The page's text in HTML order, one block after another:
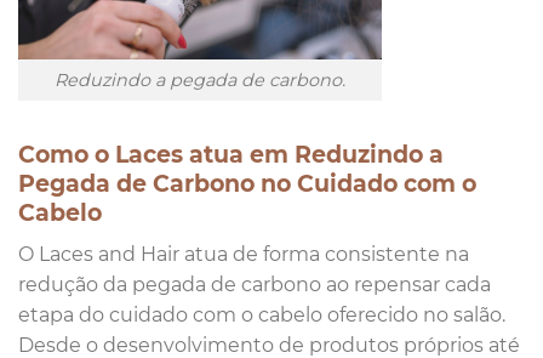
Reduzindo a pegada de carbono.
Como o Laces atua em Reduzindo a
Pegada de Carbono no Cuidado com o
Cabelo
O Laces and Hair atua de forma consistente na
redução da pegada de carbono ao repensar cada
etapa do cuidado com o cabelo oferecido no salão.
Desde o desenvolvimento de produtos próprios até